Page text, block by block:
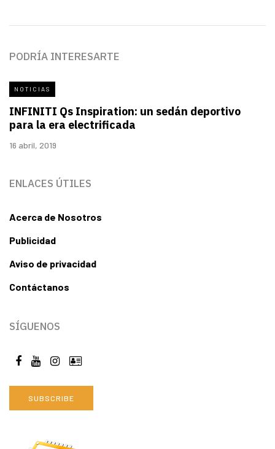
PODRÍA INTERESARTE
NOTICIAS
INFINITI Qs Inspiration: un sedán deportivo
para la era electrificada
16 abril, 2019
ENLACES ÚTILES
Acerca de Nosotros
Publicidad
Aviso de privacidad
Contáctanos
SÍGUENOS
SUBSCRIBE